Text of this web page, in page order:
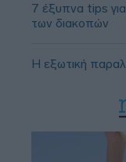
7 έξυπνα tips
των διακοπών
Η εξωτική